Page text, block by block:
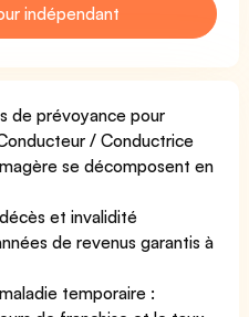
indépendant
de prévoyance pour
/ Conductrice
se décomposent en
et invalidité
de revenus garantis à
temporaire :